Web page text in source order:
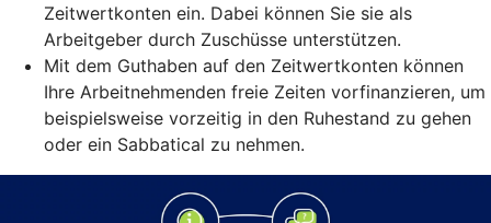
Zeitwertkonten ein. Dabei können Sie sie als
Arbeitgeber durch Zuschüsse unterstützen.
Mit dem Guthaben auf den Zeitwertkonten können
Ihre Arbeitnehmenden freie Zeiten vorfinanzieren, um
beispielsweise vorzeitig in den Ruhestand zu gehen
oder ein Sabbatical zu nehmen.